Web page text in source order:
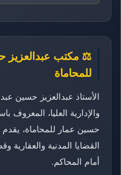
⚖️ مكتب عبدالعزيز
للمحاماة
الأستاذ عبدالعزيز حسين
والإدارية العليا، المعروف
حسين عمار للمحاماة،
القضايا المدنية والعقارية
أمام المحاكم.